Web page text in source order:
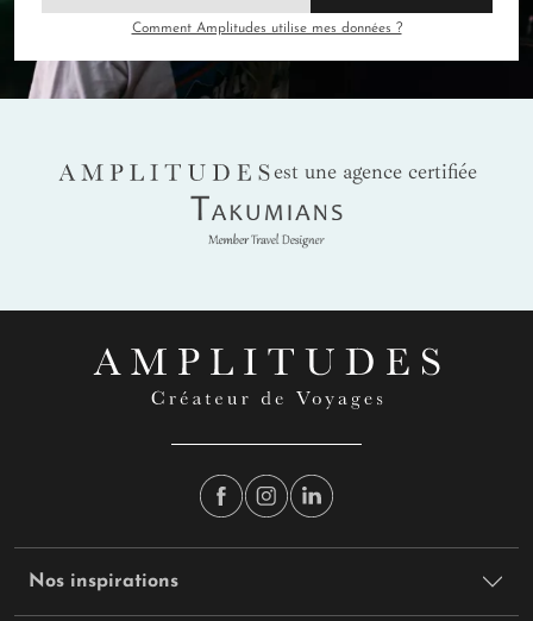
Comment Amplitudes utilise mes données ?
AMPLITUDES
est une agence certifiée
Takumians
Nos inspirations